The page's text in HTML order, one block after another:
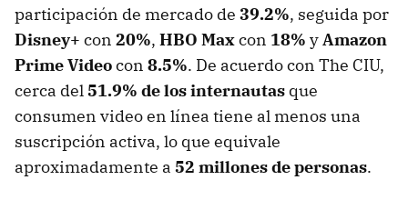
participación de mercado de 39.2%, seguida por
Disney+ con 20%, HBO Maxcon 18% yAmazon
Prime Videocon 8.5%. De acuerdo con The CIU,
cerca del51.9% de los internautas que
consumen video en línea tiene al menos una
suscripción activa, lo que equivale
aproximadamente a 52 millones de personas.